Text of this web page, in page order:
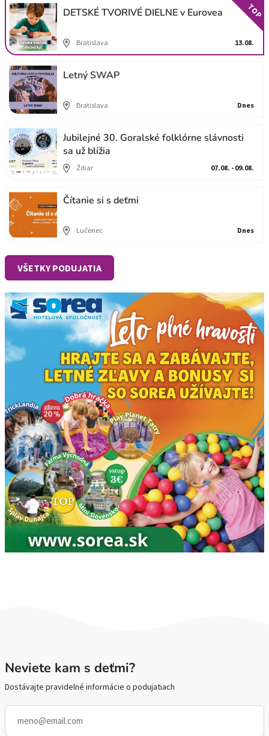
DETSKÉ TVORIVÉ DIELNE v Eurovea
Bratislava 13.08.
TOP
Letný SWAP
Bratislava Dnes
Jubilejné 30. Goralské folklórne slávnosti
sa už blížia
Ždiar 07.08. - 09.08.
Čítanie si s deťmi
Lučenec Dnes
VŠETKY PODUJATIA
Neviete kam s deťmi?
Dostávajte pravidelné informácie o podujatiach